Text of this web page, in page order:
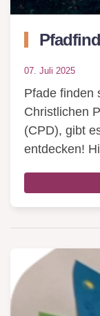
07. Juli 2025
Pfade finden
Christlichen
(CPD), gibt
entdecken!